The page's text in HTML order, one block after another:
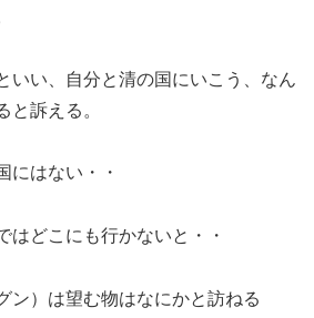
いい、自分と清の国にいこう、なん
と訴える。
にはない・・
はどこにも行かないと・・
ン）は望む物はなにかと訪ねる